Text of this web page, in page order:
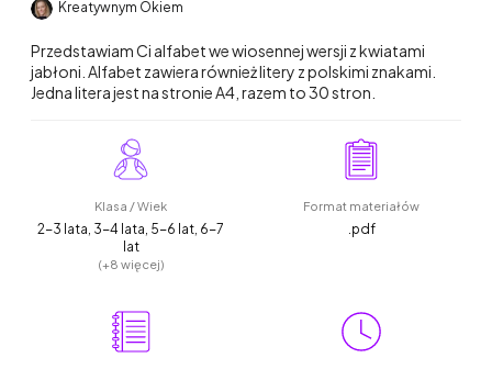
Kreatywnym Okiem
Przedstawiam Ci alfabet we wiosennej wersji z kwiatami
jabłoni. Alfabet zawiera również litery z polskimi znakami.
Jedna litera jest na stronie A4, razem to 30 stron.
Klasa / Wiek
2-3 lata, 3-4 lata, 5-6 lat, 6-7
lat
(+8 więcej)
Format materiałów
.pdf